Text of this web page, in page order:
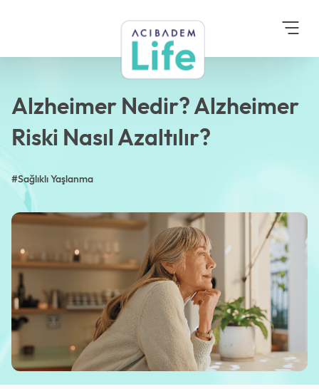
Sağlıklı Yaşlanma
Alzheimer Riski Nasıl
Azaltılır?
Alzheimer Nedir? Alzheimer
Riski Nasıl Azaltılır?
#Sağlıklı Yaşlanma